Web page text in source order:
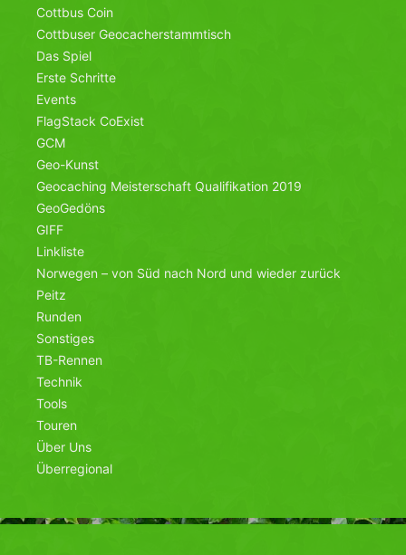
Cottbus Coin
Cottbuser Geocacherstammtisch
Das Spiel
Erste Schritte
Events
FlagStack CoExist
GCM
Geo-Kunst
Geocaching Meisterschaft Qualifikation 2019
GeoGedöns
GIFF
Linkliste
Norwegen – von Süd nach Nord und wieder zurück
Peitz
Runden
Sonstiges
TB-Rennen
Technik
Tools
Touren
Über Uns
Überregional